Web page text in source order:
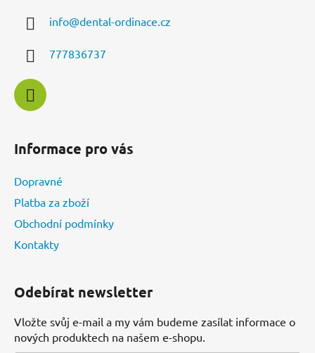
info@dental-ordinace.cz
777836737
Informace pro vás
Dopravné
Platba za zboží
Obchodní podmínky
Kontakty
Odebírat newsletter
Vložte svůj e-mail a my vám budeme zasílat informace o
nových produktech na našem e-shopu.